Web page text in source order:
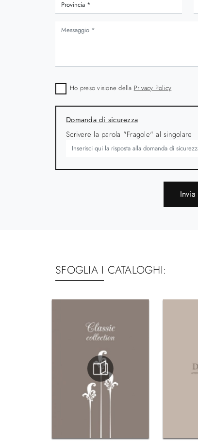
Ho preso visione della Privacy Policy
Domanda di sicurezza
Scrivere la parola "Fragole" al singolare
Invia
SFOGLIA I CATALOGHI: